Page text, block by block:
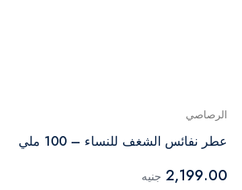
الرصاصي
عطر نفائس الشغف للنساء – 100 ملي
2,199.00 جنيه